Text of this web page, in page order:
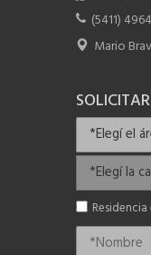
(5411)
Mario